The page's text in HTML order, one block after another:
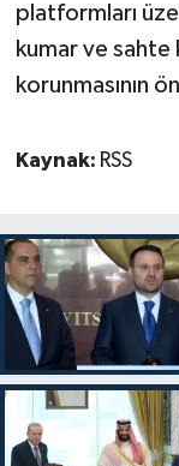
platformları
kumar ve sahte
korunmasının
Kaynak: RSS